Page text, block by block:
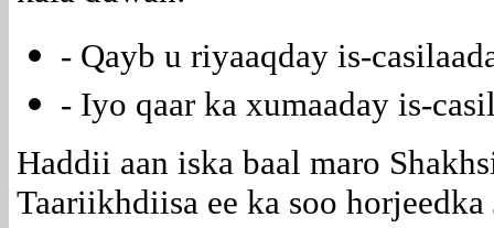
- Qayb u riyaaqday is-
- Iyo qaar ka xumaaday is-
Haddii aan iska baal maro
Taariikhdiisa ee ka soo